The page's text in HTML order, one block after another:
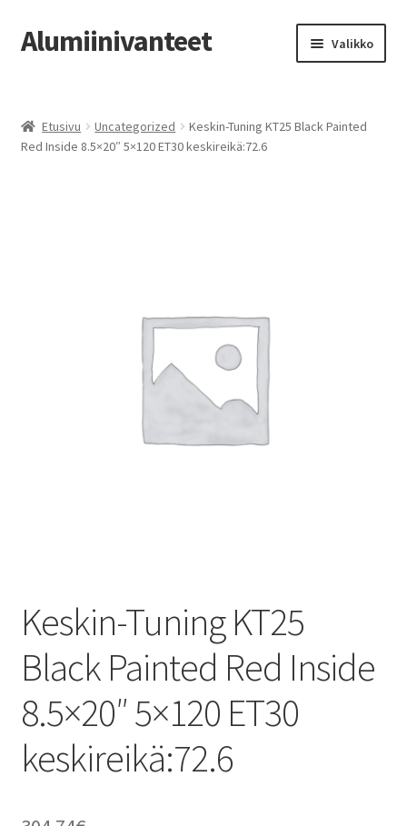
Siirry
navigointiin
Siirry
sisältöön
Alumiinivanteet Valikko
Kauppa
Etusivu Uncategorized
Keskin-Tuning KT25 Black Painted
Red Inside 8.5×20″ 5×120 ET30 keskireikä:72.6
Keskin-Tuning KT25
Black Painted Red Inside
8.5×20″ 5×120 ET30
keskireikä:72.6